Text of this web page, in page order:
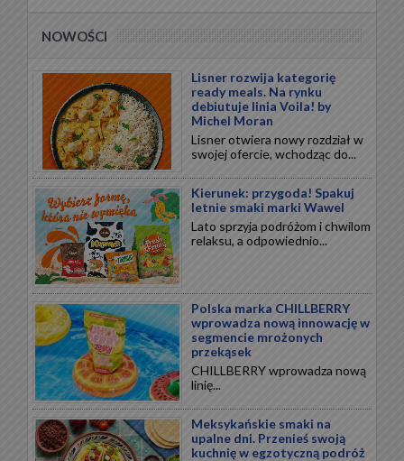
NOWOŚCI
Lisner rozwija kategorię
ready meals. Na rynku
debiutuje linia Voila! by
Michel Moran
Lisner otwiera nowy rozdział w
swojej ofercie, wchodząc do...
Kierunek: przygoda! Spakuj
letnie smaki marki Wawel
Lato sprzyja podróżom i chwilom
relaksu, a odpowiednio...
Polska marka CHILLBERRY
wprowadza nową innowację w
segmencie mrożonych
przekąsek
CHILLBERRY wprowadza nową
linię...
Meksykańskie smaki na
upalne dni. Przenieś swoją
kuchnię w egzotyczną podróż